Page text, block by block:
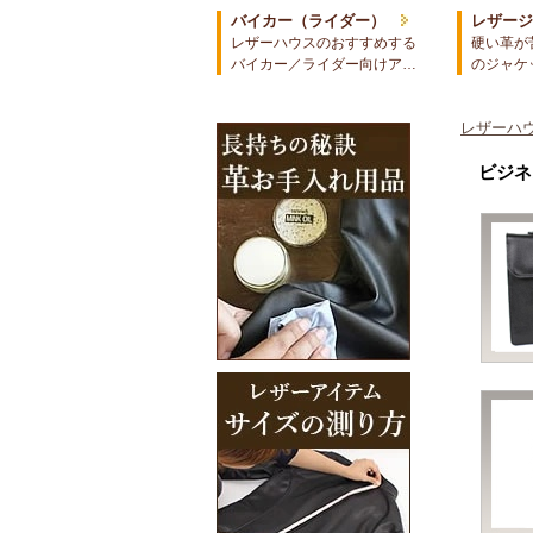
バイカー（ライダー）
レザーハウスのおすすめする
バイカー／ライダー向けア…
レザー
硬い革が
のジャ
レザーハ
ビジ